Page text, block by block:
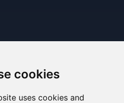
cookies
uses cookies and